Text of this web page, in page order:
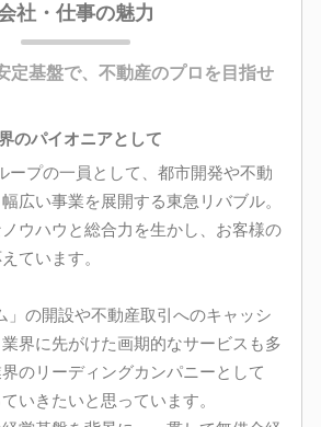
社・仕事の魅力
定基盤で、不動産のプロを目指せ
のパイオニアとして
ープの一員として、都市開発や不動
広い事業を展開する東急リバブル。
ウハウと総合力を生かし、お客様の
ています。
」の開設や不動産取引へのキャッシ
界に先がけた画期的なサービスも多
のリーディングカンパニーとして
いきたいと思っています。